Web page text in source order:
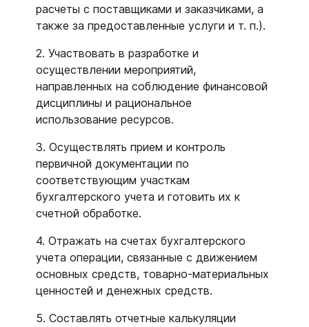
расчеты с поставщиками и заказчиками, а
также за предоставленные услуги и т. п.).
2. Участвовать в разработке и
осуществлении мероприятий,
направленных на соблюдение финансовой
дисциплины и рациональное
использование ресурсов.
3. Осуществлять прием и контроль
первичной документации по
соответствующим участкам
бухгалтерского учета и готовить их к
счетной обработке.
4. Отражать на счетах бухгалтерского
учета операции, связанные с движением
основных средств, товарно-материальных
ценностей и денежных средств.
5. Составлять отчетные калькуляции